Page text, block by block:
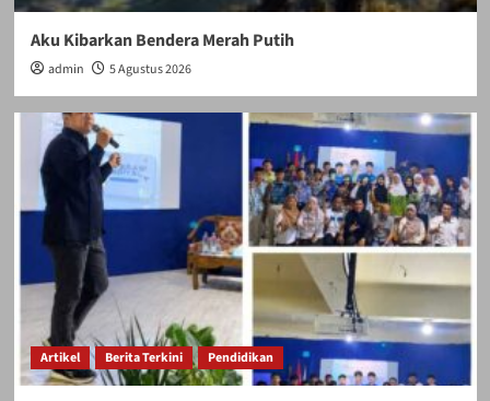
Aku Kibarkan Bendera Merah Putih
admin 5 Agustus 2026
Artikel Berita Terkini Pendidikan